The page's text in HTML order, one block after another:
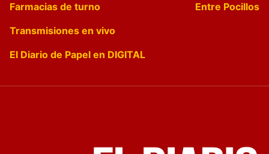
Farmacias de turno
Entre Pocillos
Transmisiones en vivo
El Diario de Papel en DIGITAL